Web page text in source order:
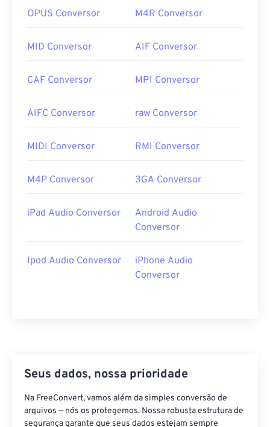
OPUS Conversor M4R Conversor
MID Conversor AIF Conversor
CAF Conversor MP1 Conversor
AIFC Conversor raw Conversor
MIDI Conversor RMI Conversor
M4P Conversor 3GA Conversor
iPad Audio Conversor
Android Audio
Conversor
Ipod Audio Conversor
iPhone Audio
Conversor
Seus dados, nossa prioridade
Na FreeConvert, vamos além da simples conversão de
arquivos — nós os protegemos. Nossa robusta estrutura de
segurança garante que seus dados estejam sempre